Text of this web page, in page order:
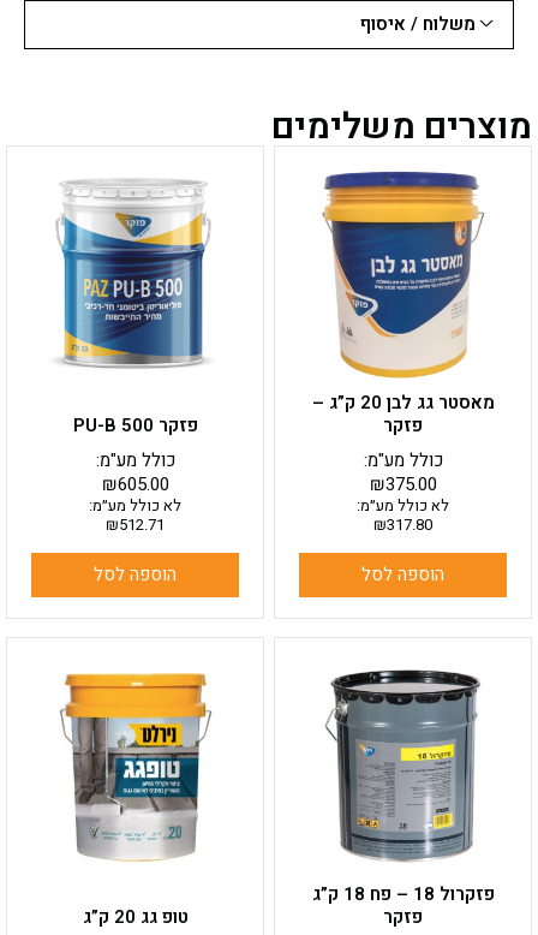
משלוח / איסוף
מוצרים משלימים
מאסטר גג לבן 20 ק”ג –
פזקר
₪375.00
כולל מע"מ:
לא כולל מע״מ:
₪317.80
הוספה לסל
פזקר PU-B 500
₪605.00
כולל מע"מ:
לא כולל מע״מ:
₪512.71
הוספה לסל
פזקרול 18 – פח 18 ק”ג
פזקר
טופ גג 20 ק”ג